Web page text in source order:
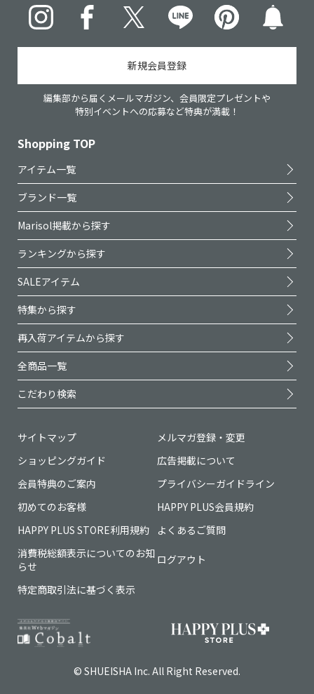
InstagramFacebookX LINE pinterest
新規会員登録
編集部から届くメールマガジン、会員限定プレゼントや
特別イベントへの応募など特典が満載！
Shopping TOP
アイテム一覧
ブランド一覧
Marisol掲載から探す
ランキングから探す
SALEアイテム
特集から探す
再入荷アイテムから探す
全商品一覧
こだわり検索
サイトマップ
メルマガ登録・変更
ショッピングガイド
広告掲載について
会員特典のご案内
プライバシーガイドライン
初めてのお客様
HAPPY PLUS会員規約
HAPPY PLUS STORE利用規約
よくあるご質問
消費税総額表示についてのお知
らせ
ログアウト
特定商取引法に基づく表示
© SHUEISHA Inc. All Right Reserved.